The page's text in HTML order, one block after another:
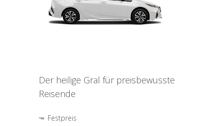
Der heilige Gral für preisbewusste
Reisende
Festpreis